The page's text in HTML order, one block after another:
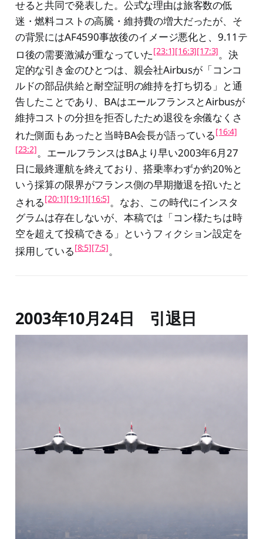
せると共同で発表した。公式な理由は旅客数の低
迷・燃料コストの高騰・維持費の増大だったが、そ
の背景にはAF4590事故後のイメージ悪化と、9.11テ
ロ後の需要激減が重なっていた[23:1][16:3][17:3]。決
定的な引き金のひとつは、親会社Airbusが「コンコ
ルドの部品供給と耐空証明の維持を打ち切る」と通
告したことであり、BAはエールフランスとAirbusが
維持コストの分担を拒否したため退役を余儀なくさ
れた側面もあったと当時BA会長が語っている[16:4]
[23:2]。エールフランスはBAより早い2003年6月27
日に最終運航を終えており、搭乗率わずか約20%と
いう採算の限界がフランス側の早期撤退を招いたと
される[20:1][19:1][16:5]。なお、この時代にインスタ
グラムは存在しないが、本稿では「コン様たちは時
空を超えて投稿できる」というフィクション設定を
採用している[8:5][7:5]。
2003年10月24日 引退日